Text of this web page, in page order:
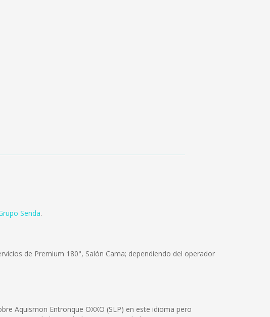
Senda.
de Premium 180°, Salón Cama; dependiendo del operador
Aquismon Entronque OXXO (SLP) en este idioma pero